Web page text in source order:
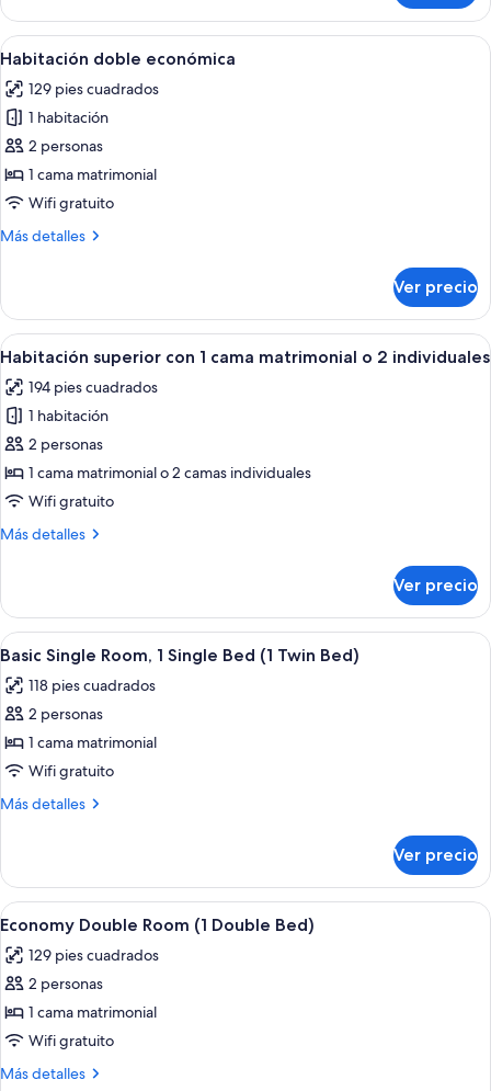
junior
Abrir
todas
las
fotos
de
Habitación
doble
Habitación de hotel con cama,
4
Habitación doble económica
129 pies cuadrados
1 habitación
2 personas
1 cama matrimonial
Wifi gratuito
Más detalles
Más
doble
económica
Ver precio
Abrir
todas
las
fotos
de
Habitación
superior
1
o
2
individuales
Habitación de hotel con cama
6
Habitación superior con 1 cama matrimonial o 2 individuales
194 pies cuadrados
1 habitación
2 personas
1 cama matrimonial o 2 camas individuales
Wifi gratuito
Más detalles
Más
superior
con
1
matrimonial
o
individuales
Ver precio
Abrir
todas
las
fotos
de
Basic
Single
Single
Bed
(1
Twin
Bed)
Minibar, caja de seguridad en la
6
Basic Single Room, 1 Single Bed (1 Twin Bed)
118 pies cuadrados
2 personas
1 cama matrimonial
Wifi gratuito
Más detalles
Más
Single
Room,
1
Bed
(1
Bed)
Ver precio
Abrir
todas
las
fotos
de
Economy
Double
Minibar, caja de seguridad en la
8
Economy Double Room (1 Double Bed)
129 pies cuadrados
2 personas
1 cama matrimonial
Wifi gratuito
Más detalles
Más